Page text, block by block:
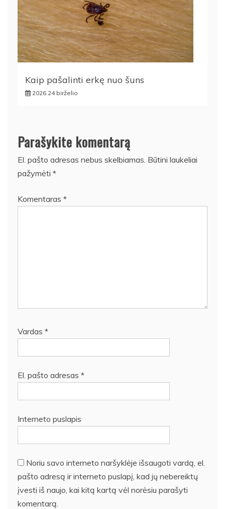
Kaip pašalinti erkę nuo šuns
2026 24 birželio
Parašykite komentarą
El. pašto adresas nebus skelbiamas. Būtini laukeliai
pažymėti *
Komentaras *
Vardas *
El. pašto adresas *
Interneto puslapis
Noriu savo interneto naršyklėje išsaugoti vardą, el.
pašto adresą ir interneto puslapį, kad jų nebereiktų
įvesti iš naujo, kai kitą kartą vėl norėsiu parašyti
komentarą.